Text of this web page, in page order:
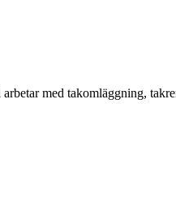
med takomläggning,